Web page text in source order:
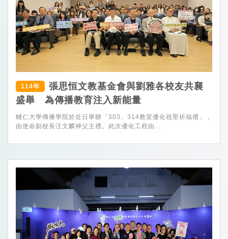
114年
張思恒文教基金會與劉雅各校友共襄
盛舉 為傳播教育注入新能量
輔仁大學傳播學院於近日舉辦「303、314教室優化祝聖祈福禮」，
由使命副校長汪文麟神父主禮。此次優化工程由...